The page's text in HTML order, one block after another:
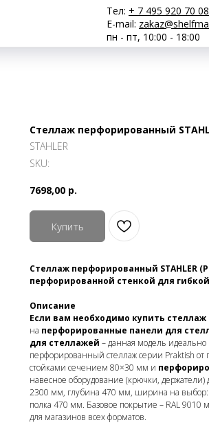
Тел: + 7 495 920 70 08
E-mail:
пн - пт, 10:00 - 18:00
Стеллаж перфорированный
STAHLER
SKU:
7698,00 р.
Купить
Стеллаж перфорированный STAHLER
перфорированной стенкой для
Описание
Если вам необходимо купить
на перфорированные панели для
для стеллажей – данная модель идеально
перфорированный стеллаж серии Praktish от
стойками сечением 80×30 мм и
навесное оборудование (крючки,
2300 мм, глубина 470 мм, ширина на выбор:
полка 470 мм. Базовое покрытие – RAL 9010
для магазинов всех форматов.